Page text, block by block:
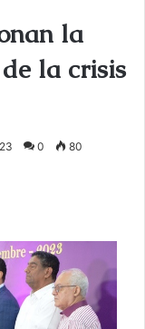
la
la crisis
0 80